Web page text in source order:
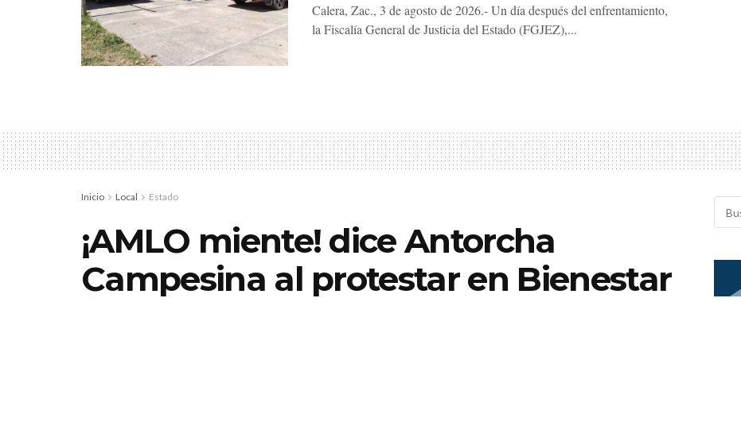
Calera, Zac., 3 de agosto de 2026.- Un día después del enfrentamiento,
la Fiscalía General de Justicia del Estado (FGJEZ),...
Inicio Local Estado
¡AMLO miente! dice Antorcha
Campesina al protestar en Bienestar